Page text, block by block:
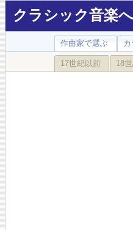
クラシック音楽
作曲家で選ぶ
17世紀以前 18